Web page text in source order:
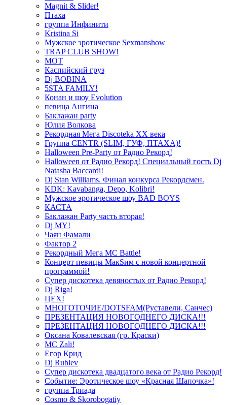
Magnit & Slider!
Птаха
группа Инфинити
Kristina Si
Мужское эротическое Sexmanshow
TRAP CLUB SHOW!
МОТ
Каспийский груз
Dj BOBINA
5STA FAMILY!
Конан и шоу Evolution
певица Ангина
Баклажан party
Юлия Волкова
Рекордная Мега Discoteka XX века
Группа CENTR (SLIM, ГУФ, ПТАХА)!
Halloween Pre-Party от Радио Рекорд!
Halloween от Радио Рекорд! Специальный гость Dj
Natasha Baccardi!
Dj Stan Williams. Финал конкурса Рекордсмен.
KDK: Kavabanga, Depo, Kolibri!
Мужское эротическое шоу BAD BOYS
КАСТА
Баклажан Party часть вторая!
Dj MY!
Чаян Фамали
Фактор 2
Рекордный Мега МС Battle!
Концерт певицы МакSим с новой концертной
программой!
Супер дискотека девяностых от Радио Рекорд!
Dj Riga!
ЦЕХ!
МНОГОТОЧИЕ/DOTSFAM(Руставели, Санчес)
ПРЕЗЕНТАЦИЯ НОВОГОДНЕГО ДИСКА!!!
ПРЕЗЕНТАЦИЯ НОВОГОДНЕГО ДИСКА!!!
Оксана Ковалевская (гр. Краски)
MC Zali!
Егор Крид
Dj Rublev
Супер дискотека двадцатого века от Радио Рекорд!
Событие: Эротическое шоу «Красная Шапочка»!
группа Триада
Cosmo & Skorobogatiy